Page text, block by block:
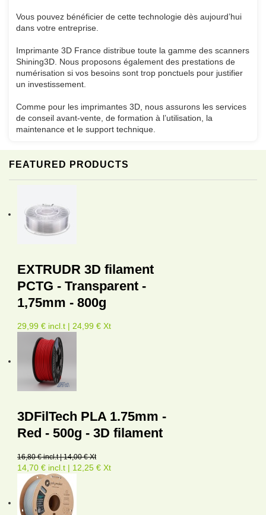
FEATURED PRODUCTS
EXTRUDR 3D filament
PCTG - Transparent -
1,75mm - 800g
29,99 € incl.t | 24,99 € Xt
3DFilTech PLA 1.75mm -
Red - 500g - 3D filament
16,80 € incl.t | 14,00 € Xt
14,70 € incl.t | 12,25 € Xt
Vous pouvez bénéficier de cette technologie dès aujourd’hui
dans votre entreprise.
Imprimante 3D France distribue toute la gamme des scanners
Shining3D. Nous proposons également des prestations de
numérisation si vos besoins sont trop ponctuels pour justifier
un investissement.
Comme pour les imprimantes 3D, nous assurons les services
de conseil avant-vente, de formation à l’utilisation, la
maintenance et le support technique.